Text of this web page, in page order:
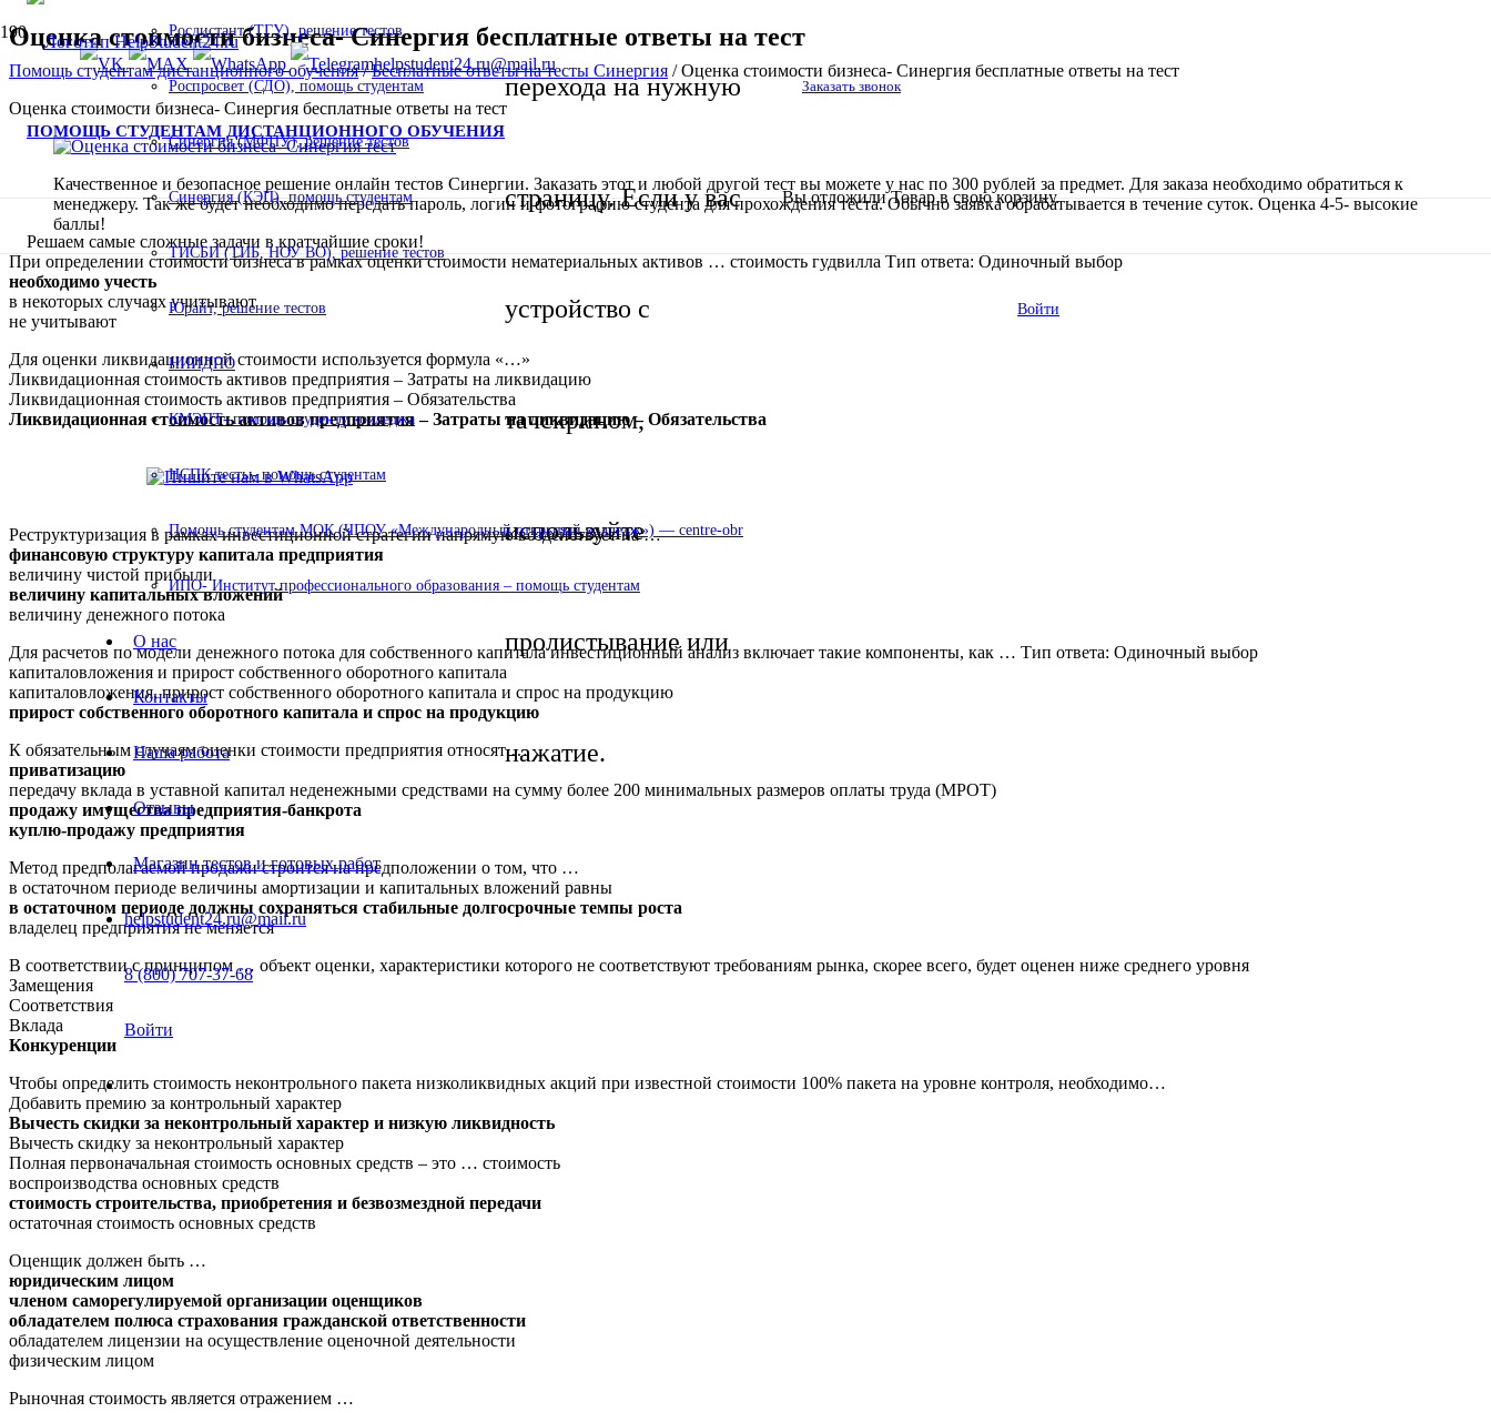
helpstudent24.ru@mail.ru
ПОМОЩЬ СТУДЕНТАМ ДИСТАНЦИОННОГО ОБУЧЕНИЯ
Решаем самые сложные задачи в кратчайшие сроки!
перехода на нужную
страницу. Если у вас
устройство с
тачскрином,
используйте
пролистывание или
нажатие.
Заказать звонок
Вы отложилиТоварв свою корзину.
Войти
Росдистант (ТГУ), решение тестов
Роспросвет (СДО), помощь студентам
Синергия (МФПУ), решение тестов
Синергия (КЭП), помощь студентам
ТИСБИ (ТИБ, НОУ ВО), решение тестов
Юрайт, решение тестов
НИИДПО
КМЭПТ- помощь студенту колледжа
НСПК тесты- помощь студентам
Помощь студентам МОК (ЧПОУ «Международный открытый колледж») — centre-obr
ИПО- Институт профессионального образования – помощь студентам
О нас
Контакты
Наша работа
Отзывы
Магазин тестов и готовых работ
helpstudent24.ru@mail.ru
8 (800) 707-37-68
Войти
Оценка стоимости бизнеса- Синергия бесплатные ответы на тест
Помощь студентам дистанционного обучения/Бесплатные ответы на тесты Синергия /Оценка стоимости бизнеса- Синергия бесплатные ответы на тест
Оценка стоимости бизнеса- Синергия бесплатные ответы на тест
Качественное и безопасное решение онлайн тестов Синергии. Заказать этот и любой другой тест вы можете у нас по 300 рублей за предмет. Для заказа необходимо обратиться к
менеджеру. Так же будет необходимо передать пароль, логин и фотографию студента для прохождения теста. Обычно заявка обрабатывается в течение суток. Оценка 4-5- высокие
баллы!
При определении стоимости бизнеса в рамках оценки стоимости нематериальных активов … стоимость гудвилла Тип ответа: Одиночный выбор
необходимо учесть
в некоторых случаях учитывают
не учитывают
Для оценки ликвидационной стоимости используется формула «…»
Ликвидационная стоимость активов предприятия – Затраты на ликвидацию
Ликвидационная стоимость активов предприятия – Обязательства
Ликвидационная стоимость активов предприятия – Затраты на ликвидацию – Обязательства
Реструктуризация в рамках инвестиционной стратегии напрямую воздействует на …
финансовую структуру капитала предприятия
величину чистой прибыли
величину капитальных вложений
величину денежного потока
Для расчетов по модели денежного потока для собственного капитала инвестиционный анализ включает такие компоненты, как … Тип ответа: Одиночный выбор
капиталовложения и прирост собственного оборотного капитала
капиталовложения, прирост собственного оборотного капитала и спрос на продукцию
прирост собственного оборотного капитала и спрос на продукцию
К обязательным случаям оценки стоимости предприятия относят …
приватизацию
передачу вклада в уставной капитал неденежными средствами на сумму более 200 минимальных размеров оплаты труда (МРОТ)
продажу имущества предприятия-банкрота
куплю-продажу предприятия
Метод предполагаемой продажи строится на предположении о том, что …
в остаточном периоде величины амортизации и капитальных вложений равны
в остаточном периоде должны сохраняться стабильные долгосрочные темпы роста
владелец предприятия не меняется
В соответствии с принципом … объект оценки, характеристики которого не соответствуют требованиям рынка, скорее всего, будет оценен ниже среднего уровня
Замещения
Соответствия
Вклада
Конкуренции
Чтобы определить стоимость неконтрольного пакета низколиквидных акций при известной стоимости 100% пакета на уровне контроля, необходимо…
Добавить премию за контрольный характер
Вычесть скидки за неконтрольный характер и низкую ликвидность
Вычесть скидку за неконтрольный характер
Полная первоначальная стоимость основных средств – это … стоимость
воспроизводства основных средств
стоимость строительства, приобретения и безвозмездной передачи
остаточная стоимость основных средств
Оценщик должен быть …
юридическим лицом
членом саморегулируемой организации оценщиков
обладателем полюса страхования гражданской ответственности
обладателем лицензии на осуществление оценочной деятельности
физическим лицом
Рыночная стоимость является отражением …